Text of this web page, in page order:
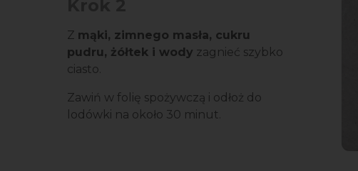
Z mąki, zimnego masła, cukru
pudru, żółtek i wody zagnieć szybko
ciasto.
Zawiń w folię spożywczą i odłoż do
lodówki na około 30 minut.